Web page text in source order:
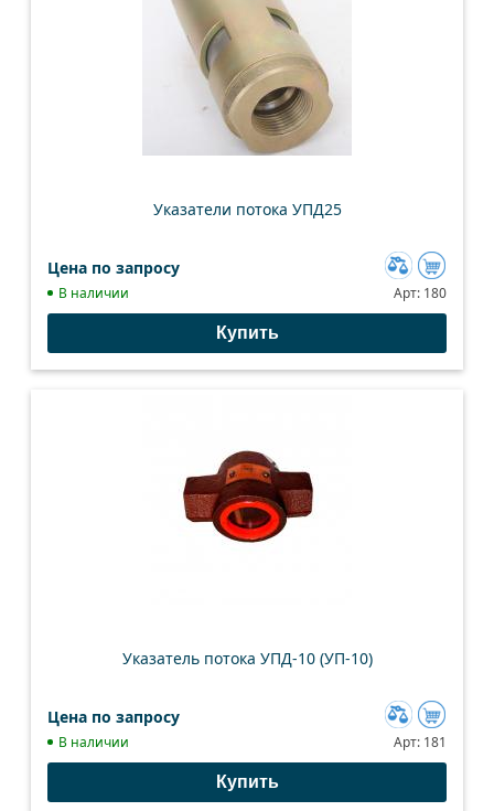
Указатели потока УПД25
Цена по запросу
Добавить
к
В наличии Арт: 180
Купить
Указатель потока УПД-10 (УП-10)
Цена по запросу
Добавить
к
В наличии Арт: 181
Купить